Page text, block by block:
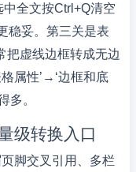
中全文按Ctrl+Q清空
稳妥。第三关是表
把虚线边框转成无边
属性’→‘边框和底
多。
级转换入口
脚交叉引用、多栏